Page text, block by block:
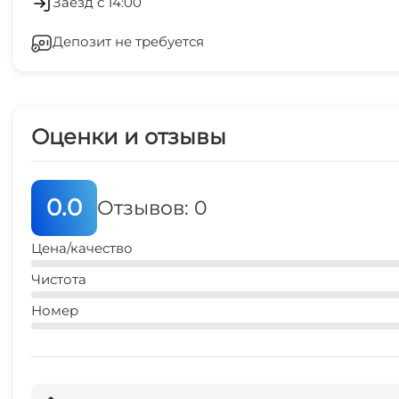
15 мин
Беседка
Депозит не требуется
Оценки и отзывы
0.0 Отзывов: 0
Цена/качество
Чистота
Номер